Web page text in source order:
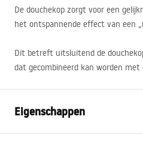
De douchekop zorgt voor een
het ontspannende effect van een
Dit betreft uitsluitend de
dat gecombineerd kan worden met
Eigenschappen